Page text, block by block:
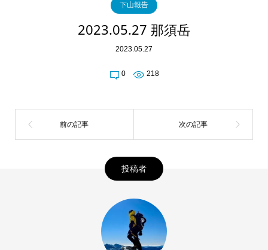
下山報告
2023.05.27 那須岳
2023.05.27
0 218
投稿者